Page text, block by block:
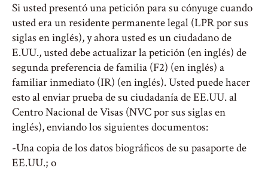
Si usted presentó una petición para su cónyuge cuando
usted era un residente permanente legal (LPR por sus
siglas en inglés), y ahora usted es un ciudadano de
E.UU., usted debe actualizar la petición (en inglés) de
segunda preferencia de familia (F2) (en inglés) a
familiar inmediato (IR) (en inglés). Usted puede hacer
esto al enviar prueba de su ciudadanía de EE.UU. al
Centro Nacional de Visas (NVC por sus siglas en
inglés), enviando los siguientes documentos:
-Una copia de los datos biográficos de su pasaporte de
EE.UU.; o